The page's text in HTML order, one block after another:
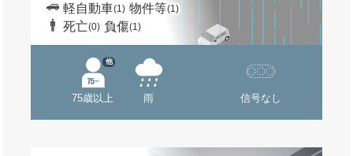
軽自動車(1) 物件等(1)
死亡(0) 負傷(1)
75歳以上
他
雨 信号なし